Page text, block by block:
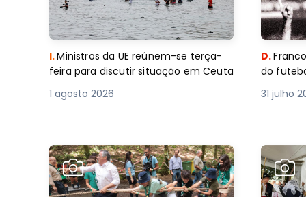
I.Ministros da UE reúnem-se terça-
feira para discutir situação em Ceuta
1 agosto 2026
D.
do
31 julho